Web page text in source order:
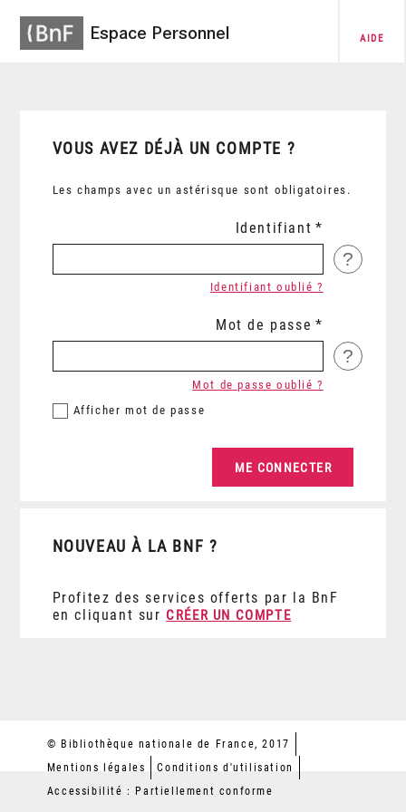
Espace Personnel AIDE
VOUS AVEZ DÉJÀ UN COMPTE ?
Les champs avec un astérisque sont obligatoires.
Identifiant
?
Identifiant oublié ?
Mot de passe
?
Afficher mot de passe
Mot de passe oublié ?
NOUVEAU À LA BNF ?
Profitez des services offerts par la BnF
en cliquant sur CRÉER UN COMPTE
© Bibliothèque nationale de France, 2017
Mentions légales
Conditions d'utilisation
Accessibilité : Partiellement conforme